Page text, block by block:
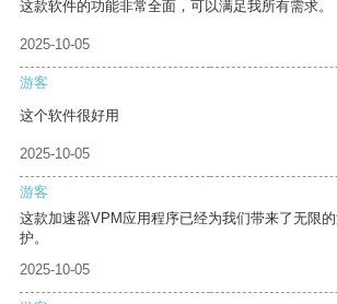
这款软件的功能非常全面，可以满足我所有需求。
2025-10-05
游客
这个软件很好用
2025-10-05
游客
这款加速器VPM应用程序已经为我们带来了无限
护。
2025-10-05